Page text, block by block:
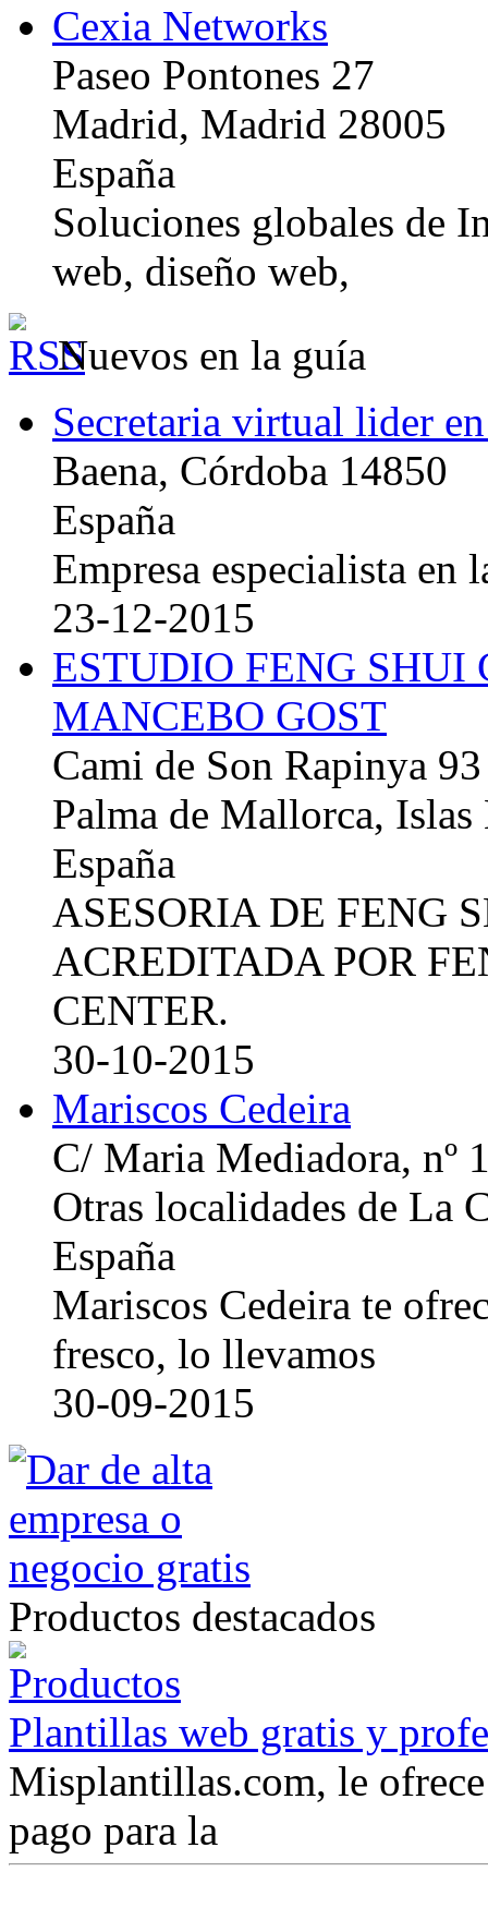
Cexia Networks
Paseo Pontones 27
Madrid, Madrid 28005
España
Soluciones globales de
web, diseño web,
Nuevos en la guía
Secretaria virtual lider
Baena, Córdoba 14850
España
Empresa especialista en
23-12-2015
ESTUDIO FENG
MANCEBO GOST
Cami de Son Rapinya 93
Palma de Mallorca, Islas
España
ASESORIA DE FENG
ACREDITADA POR
CENTER.
30-10-2015
Mariscos Cedeira
C/ Maria Mediadora, nº
Otras localidades de La
España
Mariscos Cedeira te
fresco, lo llevamos
30-09-2015
Productos destacados
Plantillas web gratis y
Misplantillas.com, le
pago para la